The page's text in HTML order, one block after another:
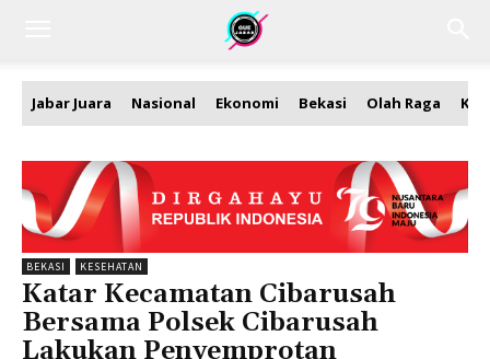
Jabar Juara Nasional Ekonomi Bekasi Olah Raga
BEKASI KESEHATAN
Katar Kecamatan Cibarusah
Bersama Polsek Cibarusah
Lakukan Penyemprotan